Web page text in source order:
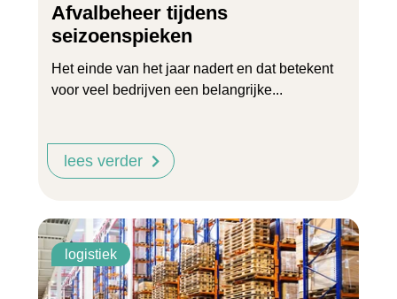
Afvalbeheer tijdens
seizoenspieken
Het einde van het jaar nadert en dat betekent
voor veel bedrijven een belangrijke...
lees verder
logistiek